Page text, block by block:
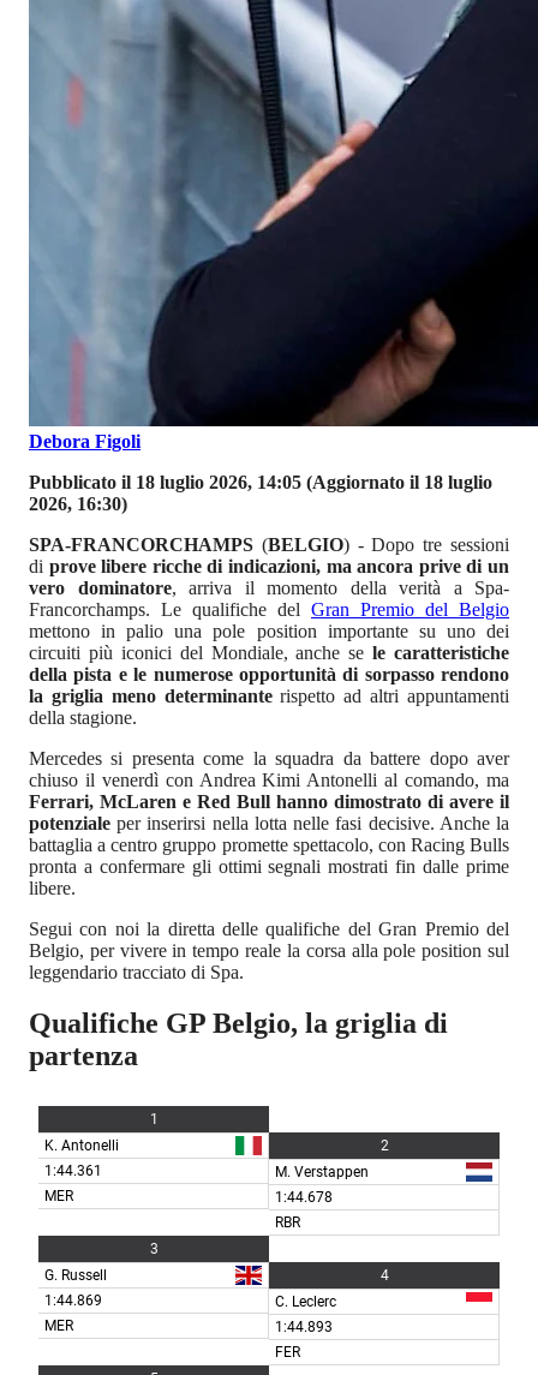
Debora Figoli
Pubblicato il 18 luglio 2026, 14:05 (Aggiornato il 18 luglio
2026, 16:30)
SPA-FRANCORCHAMPS (BELGIO) - Dopo tre sessioni
di prove libere ricche di indicazioni, ma ancora prive di un
vero dominatore, arriva il momento della verità a Spa-
Francorchamps. Le qualifiche del Gran Premio del Belgio
mettono in palio una pole position importante su uno dei
circuiti più iconici del Mondiale, anche sele caratteristiche
della pista e le numerose opportunità di sorpasso rendono
la griglia meno determinanterispetto ad altri appuntamenti
della stagione.
Mercedes si presenta come la squadra da battere dopo aver
chiuso il venerdì con Andrea Kimi Antonelli al comando, ma
Ferrari, McLaren e Red Bull hanno dimostrato di avere il
potenziale per inserirsi nella lotta nelle fasi decisive. Anche la
battaglia a centro gruppo promette spettacolo, con Racing Bulls
pronta a confermare gli ottimi segnali mostrati fin dalle prime
libere.
Segui con noi la diretta delle qualifiche del Gran Premio del
Belgio, per vivere in tempo reale la corsa alla pole position sul
leggendario tracciato di Spa.
Qualifiche GP Belgio, la griglia di
partenza